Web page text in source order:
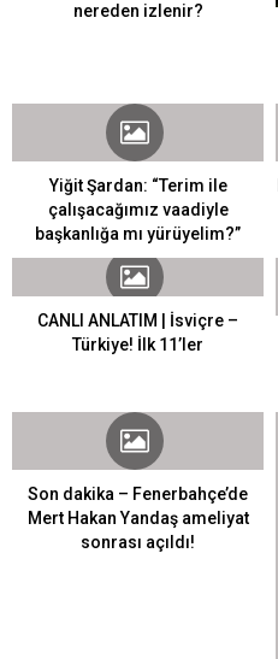
nereden izlenir?
Yiğit Şardan: “Terim ile
çalışacağımız vaadiyle
başkanlığa mı yürüyelim?”
CANLI ANLATIM | İsviçre –
Türkiye! İlk 11’ler
Son dakika – Fenerbahçe’de
Mert Hakan Yandaş ameliyat
sonrası açıldı!